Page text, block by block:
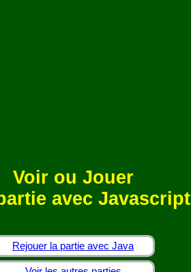
Voir ou Jouer
avec Javascript
Rejouer la partie avec Java